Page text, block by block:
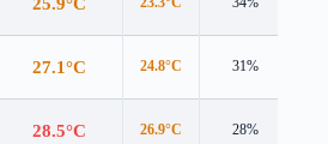
27.1°C 24.8°C 31%
28.5°C 26.9°C 28%